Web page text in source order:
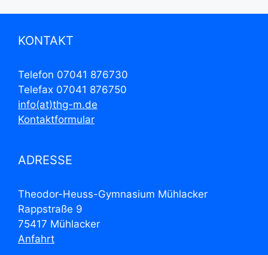
a
n
s
a
u
g
-
N
KONTAKT
Telefon 07041 876730
Telefax 07041 876750
info(at)thg-m.de
Kontaktformular
ADRESSE
Theodor-Heuss-Gymnasium Mühlacker
Rappstraße 9
75417 Mühlacker
Anfahrt